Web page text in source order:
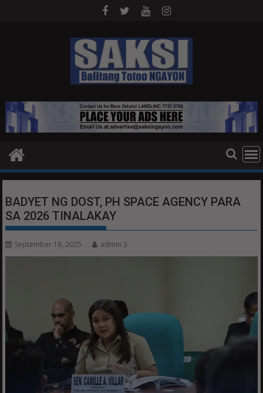
BADYET NG DOST, PH SPACE AGENCY PARA
SA 2026 TINALAKAY
September 18, 2025 admin 3